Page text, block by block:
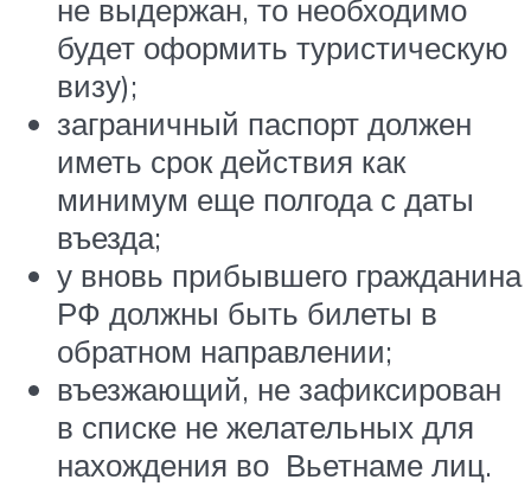
не выдержан, то необходимо
будет оформить туристическую
визу);
заграничный паспорт должен
иметь срок действия как
минимум еще полгода с даты
въезда;
у вновь прибывшего гражданина
РФ должны быть билеты в
обратном направлении;
въезжающий, не зафиксирован
в списке не желательных для
нахождения во Вьетнаме лиц.